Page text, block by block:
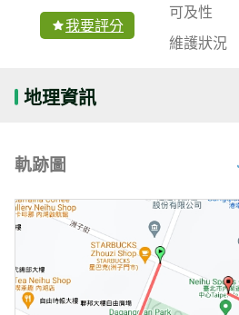
我要評分
可及性
維護狀況
地理資訊
軌跡圖